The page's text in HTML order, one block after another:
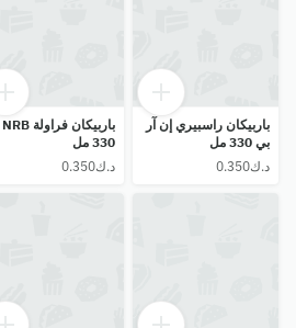
باربيكان راسبيري إن آر
بي 330 مل
باربيكان فراولة NRB
330 مل
⁦د.ك0.350⁩